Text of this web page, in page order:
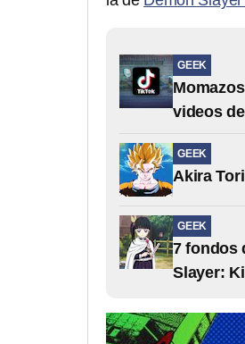
GEEK
videos
GEEK
Akira
GEEK
7 fondos
Slayer: